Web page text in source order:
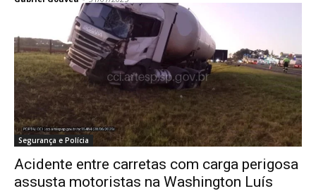
Segurança e Polícia
Acidente entre carretas com carga perigosa
assusta motoristas na Washington Luís